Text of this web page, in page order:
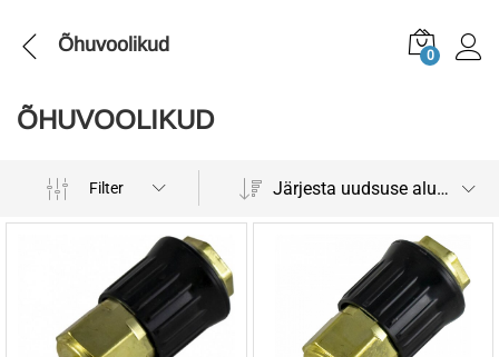
Õhuvoolikud 0
ÕHUVOOLIKUD
Filter Järjesta uudsuse alusel